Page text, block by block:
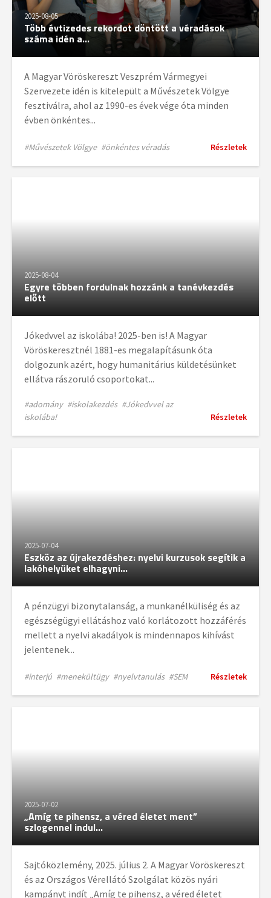
2025-08-05
Több évtizedes rekordot döntött a véradások
száma idén a...
A Magyar Vöröskereszt Veszprém Vármegyei
Szervezete idén is kitelepült a Művészetek Völgye
fesztiválra, ahol az 1990-es évek vége óta minden
évben önkéntes...
#Művészetek Völgye #önkéntes véradás Részletek
2025-08-04
Egyre többen fordulnak hozzánk a tanévkezdés
előtt
Jókedvvel az iskolába! 2025-ben is! A Magyar
Vöröskeresztnél 1881-es megalapításunk óta
dolgozunk azért, hogy humanitárius küldetésünket
ellátva rászoruló csoportokat...
#adomány #iskolakezdés #Jókedvvel az
iskolába!
Részletek
2025-07-04
Eszköz az újrakezdéshez: nyelvi kurzusok segítik a
lakóhelyüket elhagyni...
A pénzügyi bizonytalanság, a munkanélküliség és az
egészségügyi ellátáshoz való korlátozott hozzáférés
mellett a nyelvi akadályok is mindennapos kihívást
jelentenek...
#interjú #menekültügy #nyelvtanulás #SEM Részletek
2025-07-02
„Amíg te pihensz, a véred életet ment”
szlogennel indul...
Sajtóközlemény, 2025. július 2. A Magyar Vöröskereszt
és az Országos Vérellátó Szolgálat közös nyári
kampányt indít „Amíg te pihensz, a véred életet